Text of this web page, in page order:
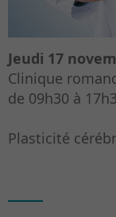
Jeudi 17
Clinique
de 09h30 à
Plasticité